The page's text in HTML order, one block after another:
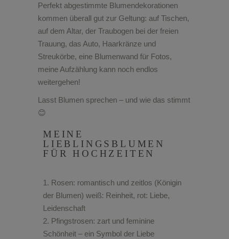
Perfekt abgestimmte Blumendekorationen
kommen überall gut zur Geltung: auf Tischen,
auf dem Altar, der Traubogen bei der freien
Trauung, das Auto, Haarkränze und
Streukörbe, eine Blumenwand für Fotos,
meine Aufzählung kann noch endlos
weitergehen!
Lasst Blumen sprechen – und wie das stimmt
😊
MEINE
LIEBLINGSBLUMEN
FÜR HOCHZEITEN
Rosen: romantisch und zeitlos (Königin
der Blumen) weiß: Reinheit, rot: Liebe,
Leidenschaft
Pfingstrosen: zart und feminine
Schönheit – ein Symbol der Liebe